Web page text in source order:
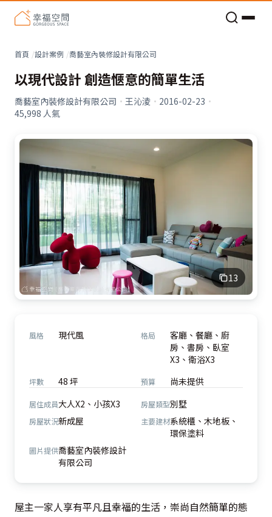
首頁 設計案例 喬藝室內裝修設計有限公司
以現代設計 創造愜意的簡單生活
喬藝室內裝修設計有限公司 · 王沁淩 · 2016-02-23 ·
45,998 人氣
13
風格 現代風 格局
客廳、餐廳、廚
房、書房、臥室
X3、衛浴X3
坪數 48 坪 預算 尚未提供
居住成員大人X2、小孩X3 房屋類型別墅
房屋狀況新成屋 主要建材系統櫃、木地板、
環保塗料
圖片提供喬藝室內裝修設計
有限公司
屋主一家人享有平凡且幸福的生活，崇尚自然簡單的態